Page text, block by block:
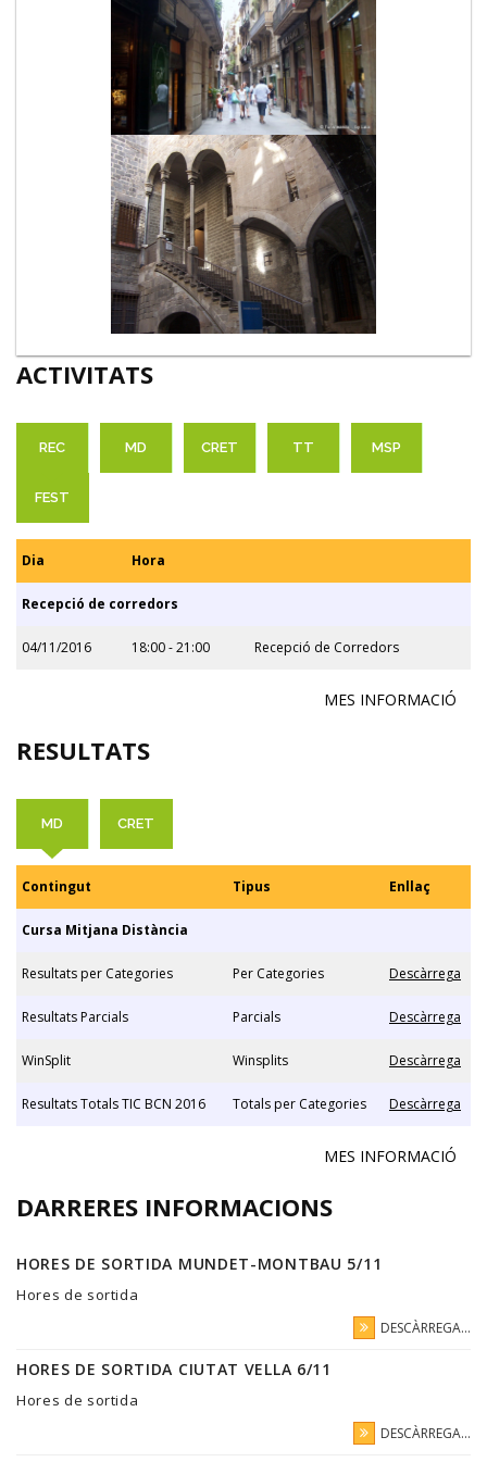
ACTIVITATS
REC MD CRET TT MSP
FEST
Dia Hora
Recepció de corredors
04/11/2016 18:00 - 21:00 Recepció de Corredors
MES INFORMACIÓ
RESULTATS
MD CRET
Contingut Tipus Enllaç
Cursa Mitjana Distància
Resultats per Categories Per Categories Descàrrega
Resultats Parcials Parcials Descàrrega
WinSplit Winsplits Descàrrega
Resultats Totals TIC BCN 2016 Totals per Categories Descàrrega
MES INFORMACIÓ
DARRERES INFORMACIONS
HORES DE SORTIDA MUNDET-MONTBAU 5/11
Hores de sortida
DESCÀRREGA...
HORES DE SORTIDA CIUTAT VELLA 6/11
Hores de sortida
DESCÀRREGA...